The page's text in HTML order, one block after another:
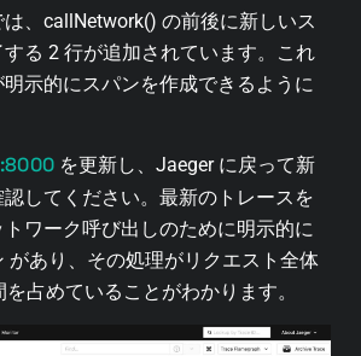
、callNetwork() の前後に新しいス
る 2 行が追加されています。これ
示的にスパンを作成できるように
を更新し、Jaeger に戻って新
してください。最新のトレースを
ワーク呼び出しのために明示的に
があり、その処理がリクエスト全体
占めていることがわかります。